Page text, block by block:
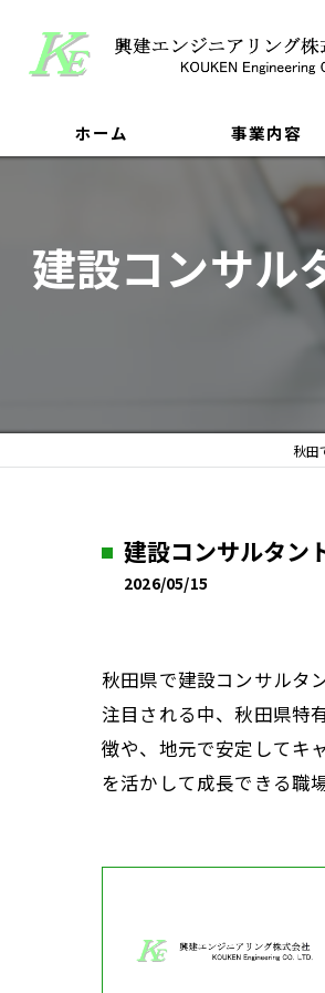
ホーム 事業内容
建設コンサル
秋田
建設コンサルタン
2026/05/15
秋田県で建設コンサルタ
注目される中、秋田県特
徴や、地元で安定してキ
を活かして成長できる職